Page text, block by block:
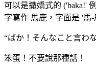
可以是撒嬌式的 ('baka!'
字寫作 馬鹿，字面是 '馬
“ばか！そんなこと言わ
笨蛋！不要說那種話！